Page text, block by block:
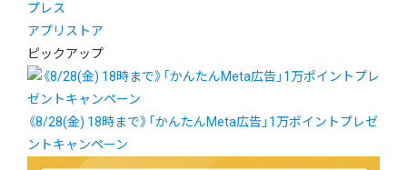
プレス
アプリストア
ピックアップ
《8/28(金) 18時まで》「かんたんMeta広告」1万ポイントプレゼ
ントキャンペーン